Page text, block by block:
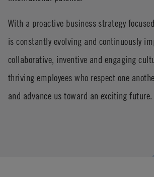
With a proactive business strategy
is constantly evolving and continuously
collaborative, inventive and engaging
thriving employees who respect one
and advance us toward an exciting future.